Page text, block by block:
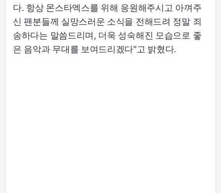
다. 항상 몬스타엑스를 위해 응원해주시고 아껴주
신 팬분들께 실망스러운 소식을 전해드려 정말 죄
송하다는 말씀드리며, 더욱 성숙해진 모습으로 좋
은 음악과 무대를 보여드리겠다"고 밝혔다.